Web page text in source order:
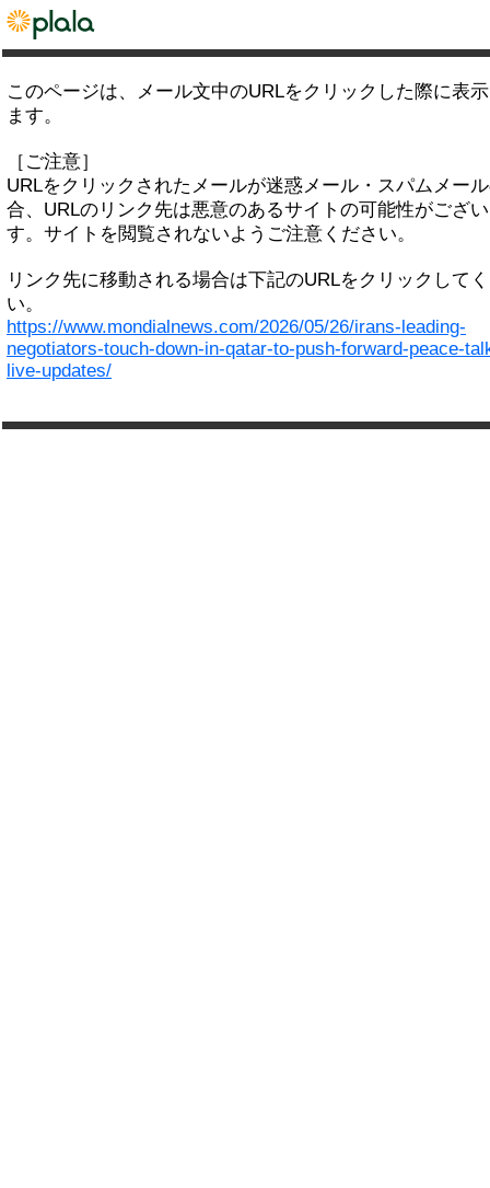
このページは、メール文中のURLをクリックした際に表
ます。
［ご注意］
URLをクリックされたメールが迷惑メール・スパムメー
合、URLのリンク先は悪意のあるサイトの可能性がござ
す。サイトを閲覧されないようご注意ください。
リンク先に移動される場合は下記のURLをクリックして
い。
https://www.mondialnews.com/2026/05/26/irans-leading-
negotiators-touch-down-in-qatar-to-push-forward-peace-
live-updates/